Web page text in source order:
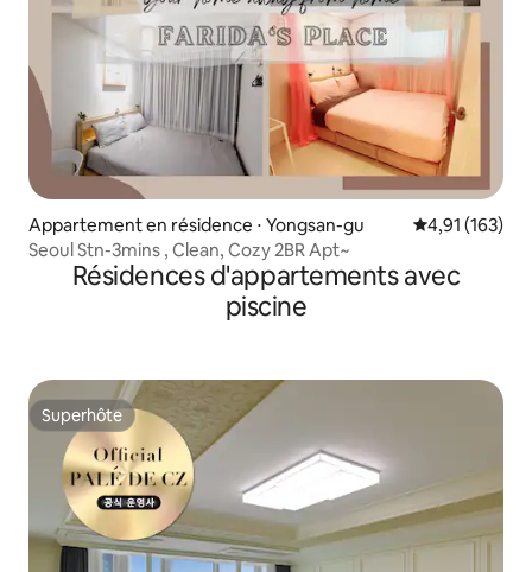
Appartement en résidence ⋅ Yongsan-gu Évaluation
4,91 (163)
Seoul Stn-3mins , Clean, Cozy 2BR Apt~
Résidences d'appartements avec
piscine
Superhôte
Superhôte